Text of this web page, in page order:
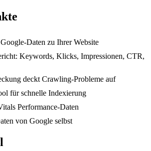
Daten zu Ihrer Website
Keywords, Klicks, Impressionen, CTR,
deckt Crawling-Probleme auf
für schnelle Indexierung
Performance-Daten
von Google selbst